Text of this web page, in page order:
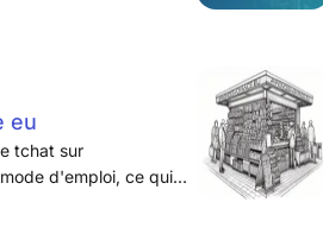
eu
tchat sur
d'emploi, ce qui